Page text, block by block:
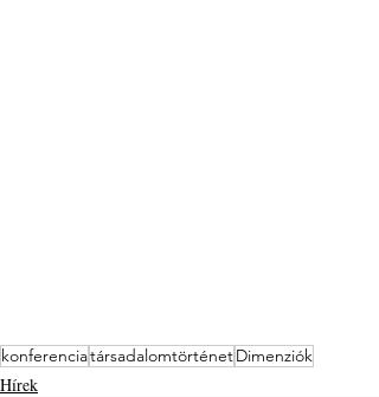
konferenciatársadalomtörténetDimenziók
Hírek